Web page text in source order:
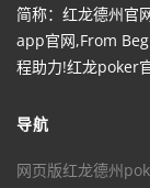
简称：红龙德州官
app官网,From
程助力!红龙poker
导航
网页版红龙德州